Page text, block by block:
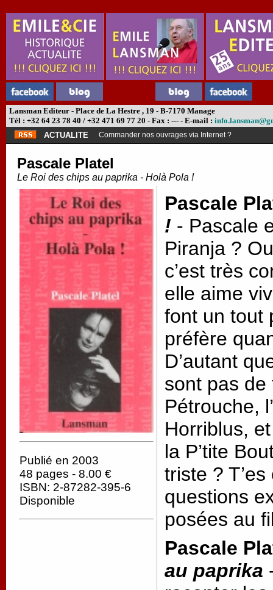
Lansman Editeur - Place de La Hestre , 19 - B-7170 Manage
Tél : +32 64 23 78 40 / +32 471 69 77 20 - Fax : --- - E-mail :
ACTUALITE
Commander nos ouvrages via Internet ?
Pascale Platel
Le Roi des chips au paprika - Holà Pola !
Publié en 2003
48 pages - 8.00 €
ISBN: 2-87282-395-6
Disponible
Pascale
! - Pascale
Piranja ?
c’est très
elle aime
font un tout
préfère
D’autant
sont pas de
Pétrouche,
Horriblus,
la P’tite
triste ?
questions
posées au
Pascale
au paprika